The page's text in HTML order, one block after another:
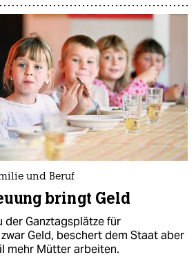
und Beruf
bringt Geld
der Ganztagsplätze für
Geld, beschert dem Staat aber
mehr Mütter arbeiten.